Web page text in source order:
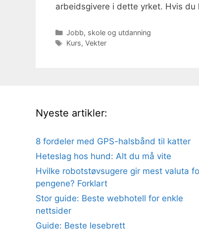
arbeidsgivere i dette yrket. Hvis du
Kategorier
Jobb, skole og utdanning
Stikkord
Kurs, Vekter
Nyeste artikler:
8 fordeler med GPS-halsbånd til katter
Heteslag hos hund: Alt du må vite
Hvilke robotstøvsugere gir mest valuta
pengene? Forklart
Stor guide: Beste webhotell for enkle
nettsider
Guide: Beste lesebrett